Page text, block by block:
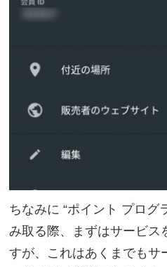
ちなみに “ポイント プログ
み取る際、まずはサービス
すが、これはあくまでもサ